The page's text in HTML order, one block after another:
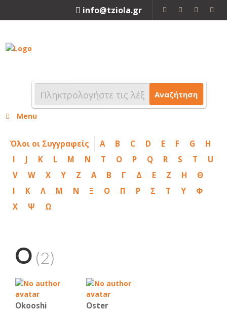
info@tziola.gr
Αναζήτηση
Menu
Όλοι οι Συγγραφείς A B C D E F G
H
I
J K L M N T O P Q R S T
U
V
W X Y Z Α Β Γ Δ Ε Ζ Η
Θ
Ι
Κ Λ Μ Ν Ξ Ο Π Ρ Σ Τ Υ
Φ
Χ
Ψ Ω
O (2)
Okooshi Oster